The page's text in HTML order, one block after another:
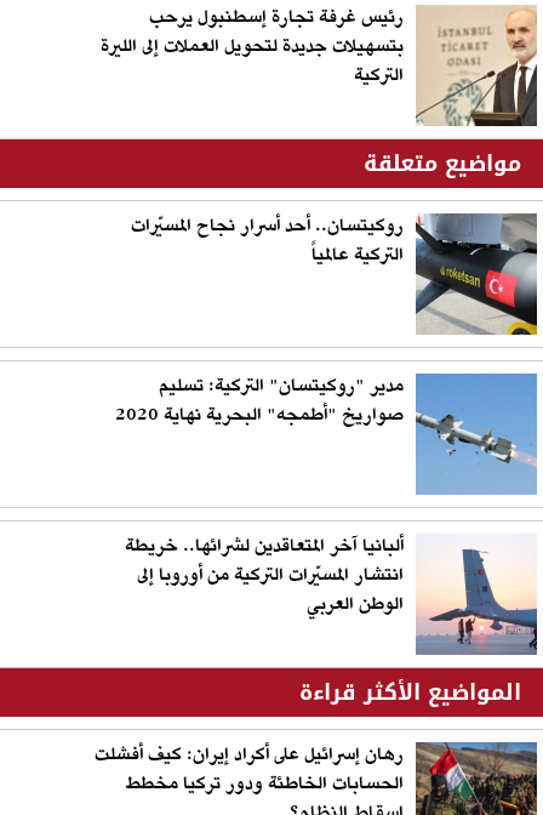
رئيس غرفة تجارة إسطنبول يرحب
بتسهيلات جديدة لتحويل العملات إلى الليرة
التركية
مواضيع متعلقة
روكيتسان.. أحد أسرار نجاح المسيّرات
التركية عالمياً
مدير "روكيتسان" التركية: تسليم
صواريخ "أطمجه" البحرية نهاية 2020
ألبانيا آخر المتعاقدين لشرائها.. خريطة
انتشار المسيّرات التركية من أوروبا إلى
الوطن العربي
المواضيع الأكثر قراءة
رهان إسرائيل على أكراد إيران: كيف أفشلت
الحسابات الخاطئة ودور تركيا مخطط